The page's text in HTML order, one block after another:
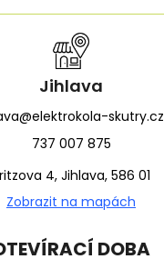
Jihlava
skutry.cz
737 007 875
4, Jihlava, 586 01
Zobrazit na mapách
DOBA